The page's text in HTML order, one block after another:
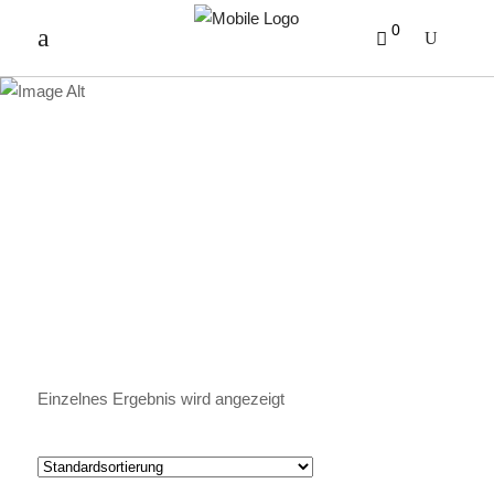
0
Einzelnes Ergebnis wird angezeigt